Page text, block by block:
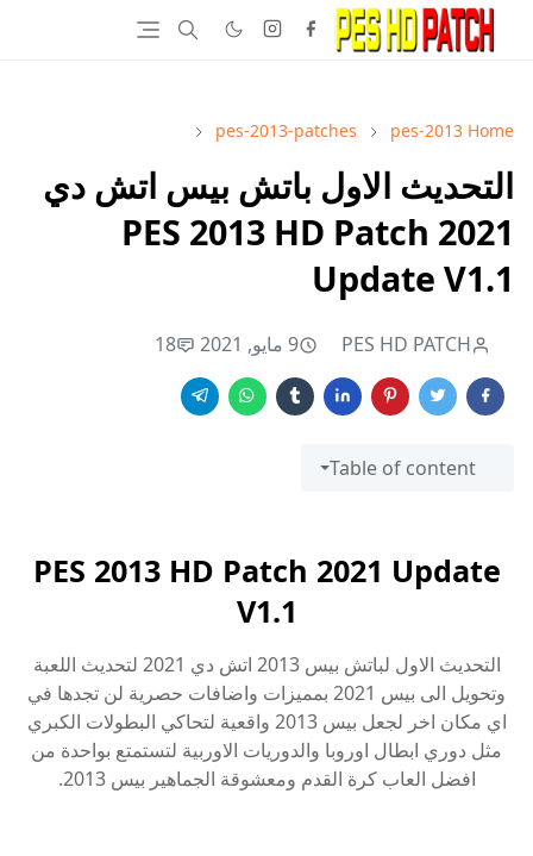
Home
pes-2013
pes-2013-patches
التحديث الاول باتش بيس اتش دي
2021 PES 2013 HD Patch
Update V1.1
PES HD PATCH 9 مايو, 2021 18
Table of content
PES 2013 HD Patch 2021 Update
V1.1
التحديث الاول لباتش بيس 2013 اتش دي 2021 لتحديث اللعبة
وتحويل الى بيس 2021 بمميزات واضافات حصرية لن تجدها في
اي مكان اخر لجعل بيس 2013 واقعية لتحاكي البطولات الكبري
مثل دوري ابطال اوروبا والدوريات الاوربية لتستمتع بواحدة من
افضل العاب كرة القدم ومعشوقة الجماهير بيس 2013.